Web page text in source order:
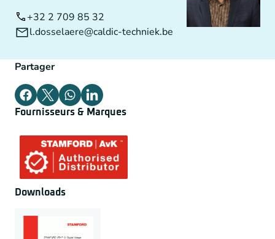
+32 2 709 85 32
l.dosselaere@caldic-techniek.be
Partager
Fournisseurs & Marques
Downloads